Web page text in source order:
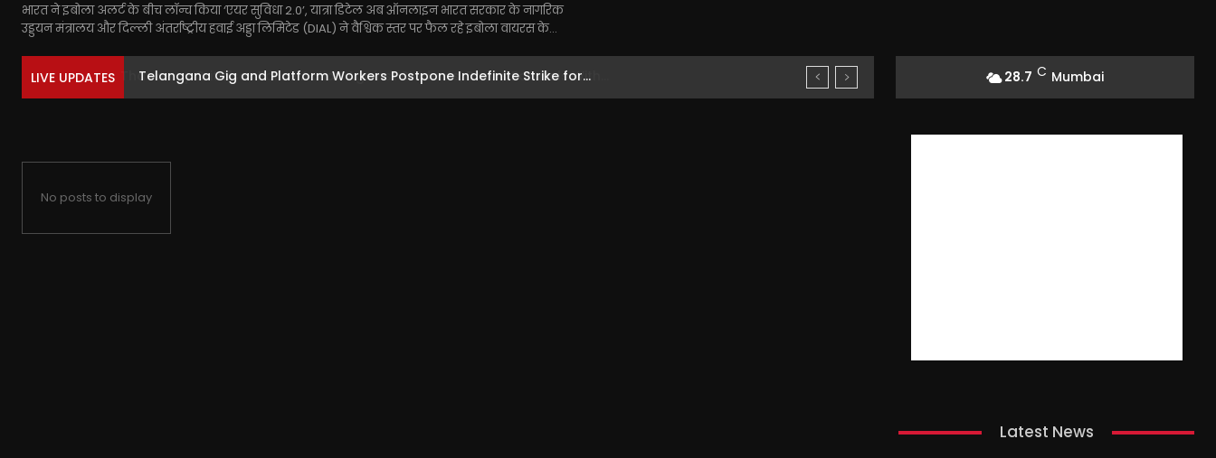
भारत ने इबोला अलर्ट के बीच लॉन्च किया ‘एयर सुविधा 2.0’, यात्रा डिटेल अब ऑनलाइन भारत सरकार के नागरिक
उड्डयन मंत्रालय और दिल्ली अंतर्राष्ट्रीय हवाई अड्डा लिमिटेड (DIAL) ने वैश्विक स्तर पर फैल रहे इबोला वायरस के...
LIVE UPDATES Telangana Gig and Platform Workers Postpone Indefinite Strike for... 28.7 C Mumbai
No posts to display
Latest News